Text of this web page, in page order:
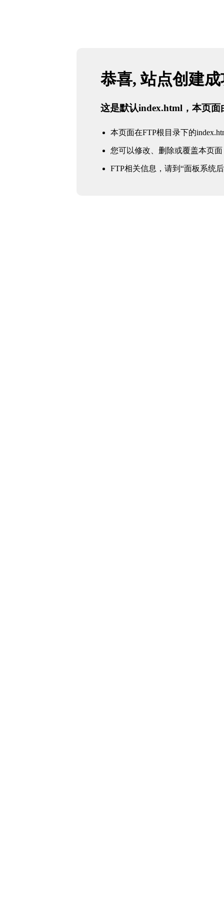
恭喜, 站点创建
这是默认index.html，本页面
本页面在FTP根目录下的
您可以修改、删除或覆盖本页面
FTP相关信息，请到“面板系统